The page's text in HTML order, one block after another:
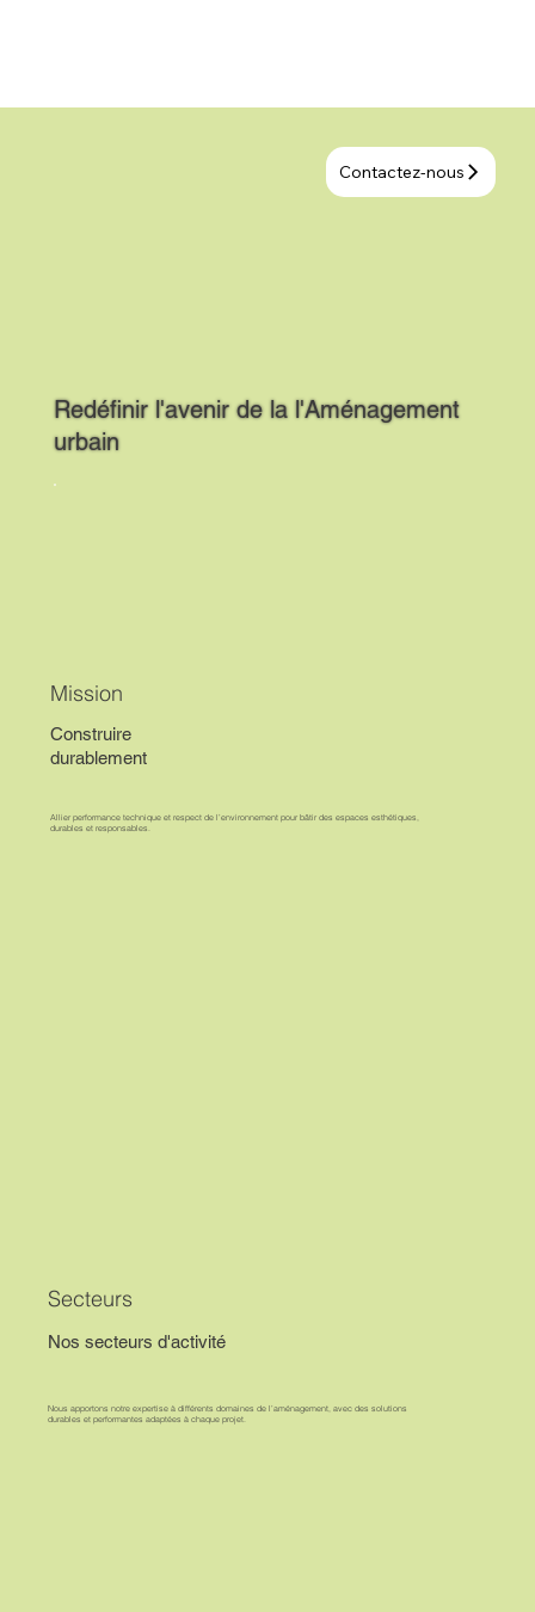
Contactez-nous
Redéfinir l'avenir de la l'Aménagement
urbain
Mission
Construire
durablement
Allier performance technique et respect de l’environnement pour bâtir des espaces esthétiques,
durables et responsables.
Secteurs
Nos secteurs d'activité
Nous apportons notre expertise à différents domaines de l’aménagement, avec des solutions
durables et performantes adaptées à chaque projet.